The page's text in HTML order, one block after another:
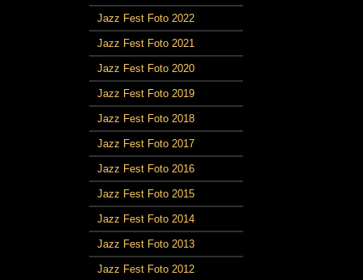
Jazz Fest Foto 2022
Jazz Fest Foto 2021
Jazz Fest Foto 2020
Jazz Fest Foto 2019
Jazz Fest Foto 2018
Jazz Fest Foto 2017
Jazz Fest Foto 2016
Jazz Fest Foto 2015
Jazz Fest Foto 2014
Jazz Fest Foto 2013
Jazz Fest Foto 2012